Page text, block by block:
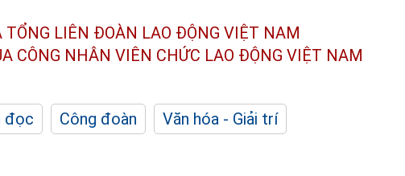
TỔNG LIÊN ĐOÀN LAO ĐỘNG VIỆT NAM
CÔNG NHÂN VIÊN CHỨC LAO ĐỘNG VIỆT NAM
đọc Công đoàn
Văn hóa - Giải trí